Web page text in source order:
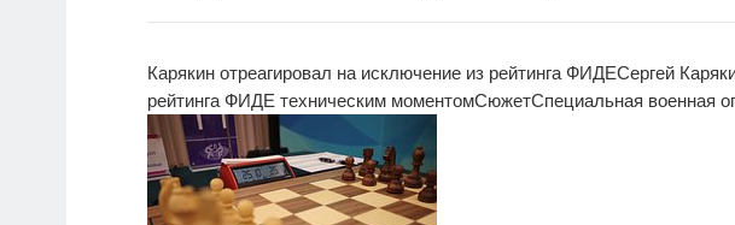
Карякин отреагировал на исключение из рейтинга ФИДЕСергей
рейтинга ФИДЕ техническим моментомСюжетСпециальная военная